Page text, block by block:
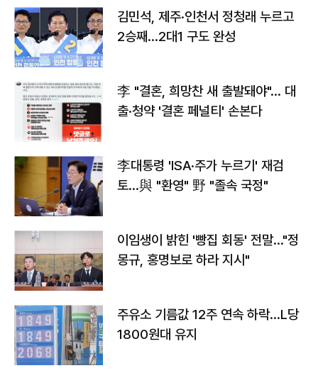
김민석, 제주·인천서 정청래 누르고
2승째…2대1 구도 완성
李 "결혼, 희망찬 새 출발돼야"… 대
출·청약 '결혼 페널티' 손본다
李대통령 'ISA·주가 누르기' 재검
토…與 "환영" 野 "졸속 국정"
이임생이 밝힌 '빵집 회동' 전말…"정
몽규, 홍명보로 하라 지시"
주유소 기름값 12주 연속 하락…L당
1800원대 유지